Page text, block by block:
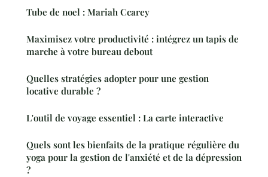
Tube de noel : Mariah Ccarey
Maximisez votre productivité : intégrez un tapis de
marche à votre bureau debout
Quelles stratégies adopter pour une gestion
locative durable ?
L'outil de voyage essentiel : La carte interactive
Quels sont les bienfaits de la pratique régulière du
yoga pour la gestion de l'anxiété et de la dépression
?